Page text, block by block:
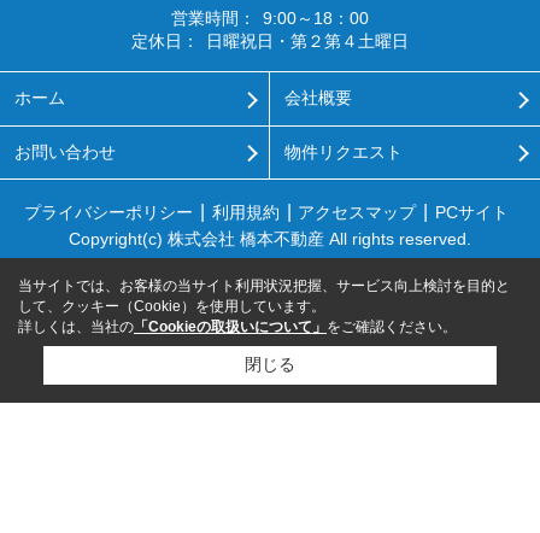
営業時間：
9:00～18：00
定休日：
日曜祝日・第２第４土曜日
ホーム 会社概要
お問い合わせ 物件リクエスト
プライバシーポリシー 利用規約 アクセスマップ
PCサイト
Copyright(c) 株式会社 橋本不動産 All rights reserved.
当サイトでは、お客様の当サイト利用状況把握、サービス向上検討を目的と
して、クッキー（Cookie）を使用しています。
詳しくは、当社の 「Cookieの取扱いについて」 をご確認ください。
閉じる